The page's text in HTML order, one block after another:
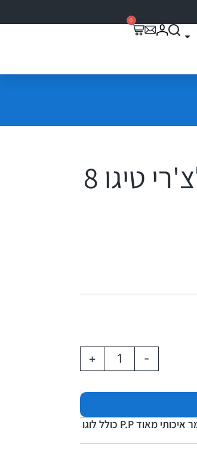
0
סט שטיחים קדמי לצ'רי טיגו 8
-
+
סט שטיחים קדמי לצ'רי טיגו 8 PRO חומר איכותי מאוד P.P כולל לוגו